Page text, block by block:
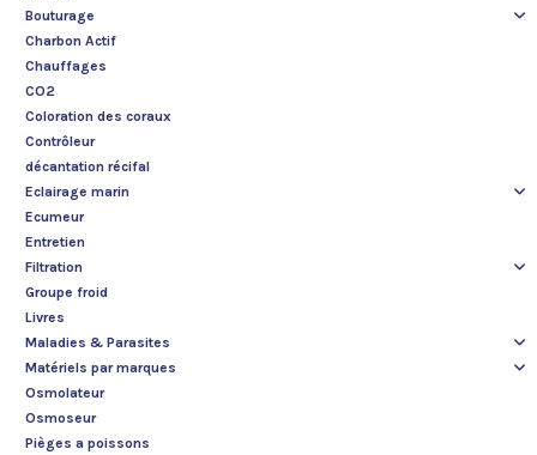
Bouturage
Charbon Actif
Chauffages
CO2
Coloration des coraux
Contrôleur
décantation récifal
Eclairage marin
Ecumeur
Entretien
Filtration
Groupe froid
Livres
Maladies & Parasites
Matériels par marques
Osmolateur
Osmoseur
Pièges a poissons